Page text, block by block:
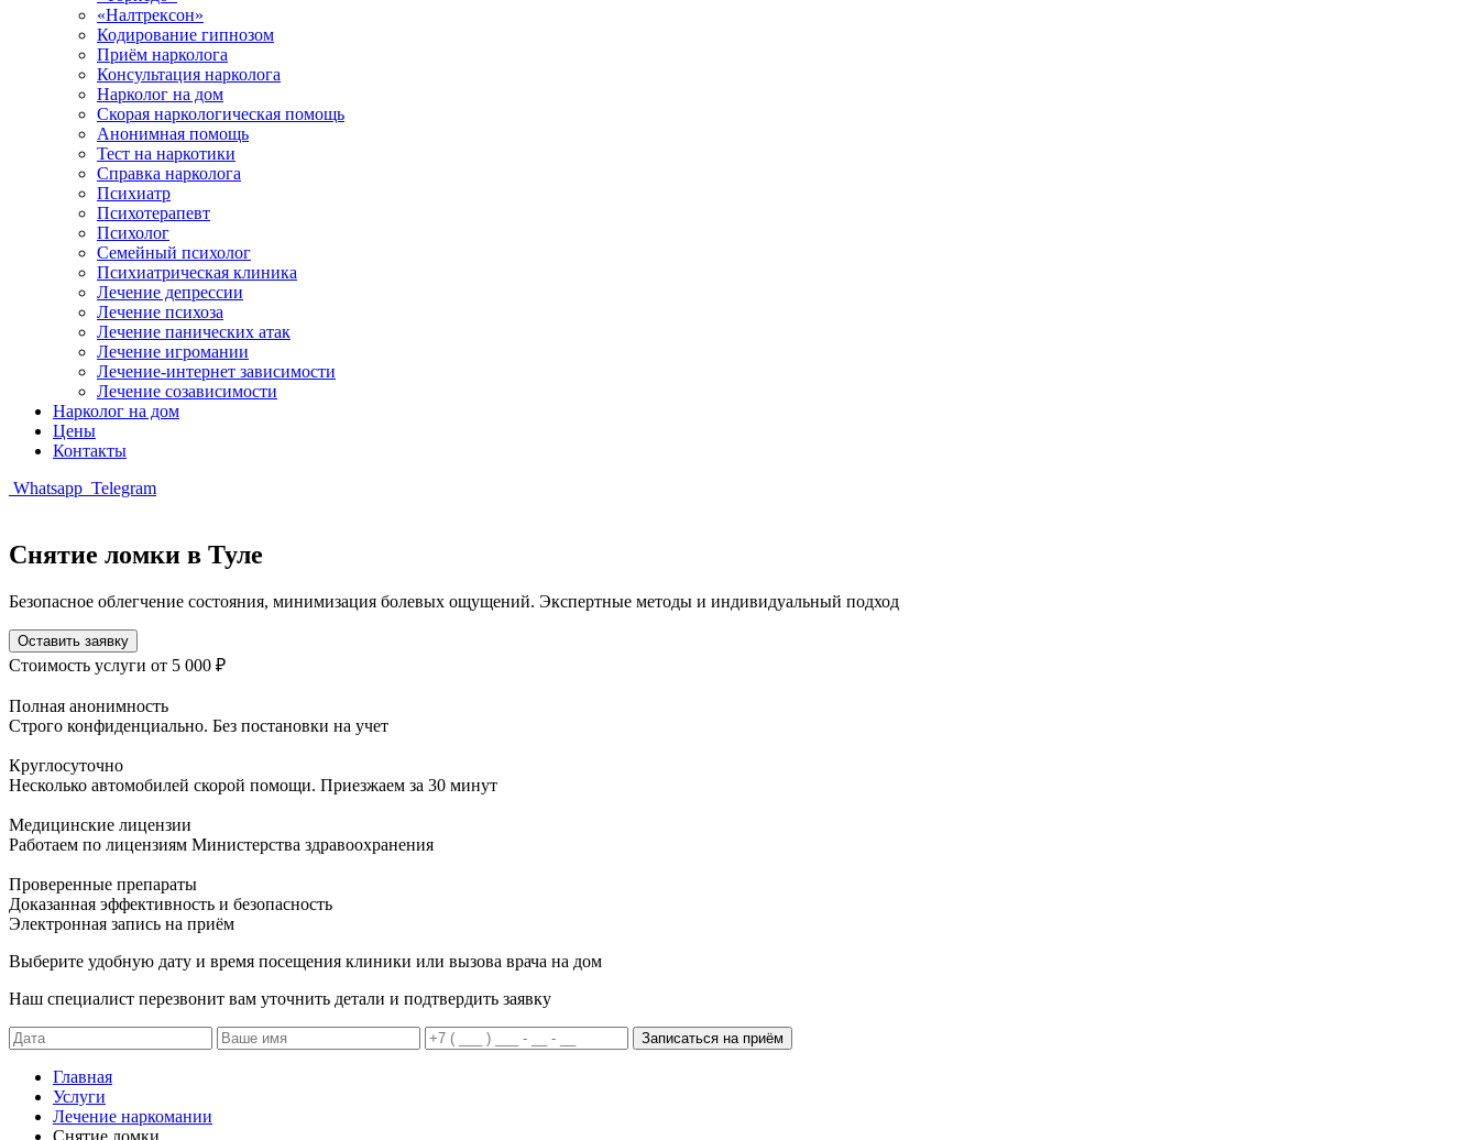
«Налтрексон»
Кодирование гипнозом
Приём нарколога
Консультация нарколога
Нарколог на дом
Скорая наркологическая помощь
Анонимная помощь
Тест на наркотики
Справка нарколога
Психиатр
Психотерапевт
Психолог
Семейный психолог
Психиатрическая клиника
Лечение депрессии
Лечение психоза
Лечение панических атак
Лечение игромании
Лечение-интернет зависимости
Лечение созависимости
Нарколог на дом
Цены
Контакты
Whatsapp Telegram
Снятие ломки в Туле
Безопасное облегчение состояния, минимизация болевых ощущений. Экспертные методы и индивидуальный подход
Оставить заявку
Стоимость услуги от 5 000 ₽
Полная анонимность
Строго конфиденциально. Без постановки на учет
Круглосуточно
Несколько автомобилей скорой помощи. Приезжаем за 30 минут
Медицинские лицензии
Работаем по лицензиям Министерства здравоохранения
Проверенные препараты
Доказанная эффективность и безопасность
Электронная запись на приём
Выберите удобную дату и время посещения клиники или вызова врача на дом
Наш специалист перезвонит вам уточнить детали и подтвердить заявку
Записаться на приём
Главная
Услуги
Лечение наркомании
Снятие ломки